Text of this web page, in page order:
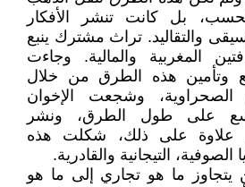
بل كانت تنشر الأفكار
والتقاليد. تراث مشترك ينبع
المغربية والمالية. وجاءت
وتأمين هذه الطرق من خلال
الصحراوية، وشجعت الإخوان
على طول الطرق، ونشر
علاوة على ذلك، شكلت هذه
التيجانية والقادرية.
يتجاوز ما هو تجاري إلى ما هو